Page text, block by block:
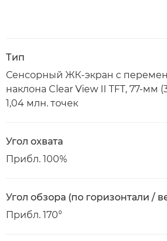
Тип
Сенсорный ЖК-экран с
наклона Clear View II TFT, 77-мм
1,04 млн. точек
Угол охвата
Прибл. 100%
Угол обзора (по горизонтали /
Прибл. 170°